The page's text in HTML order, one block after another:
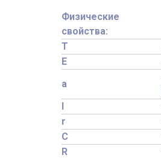
Физические
свойства:
T
E
a
l
r
C
R